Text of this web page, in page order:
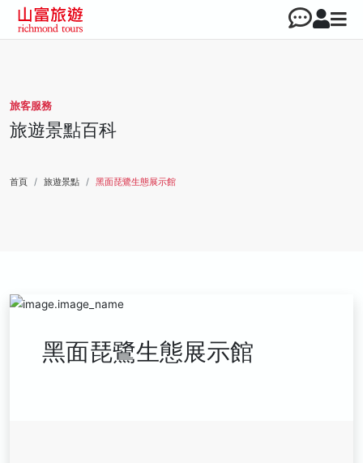
旅客服務
旅遊景點百科
首頁 旅遊景點 黑面琵鷺生態展示館
黑面琵鷺生態展示館